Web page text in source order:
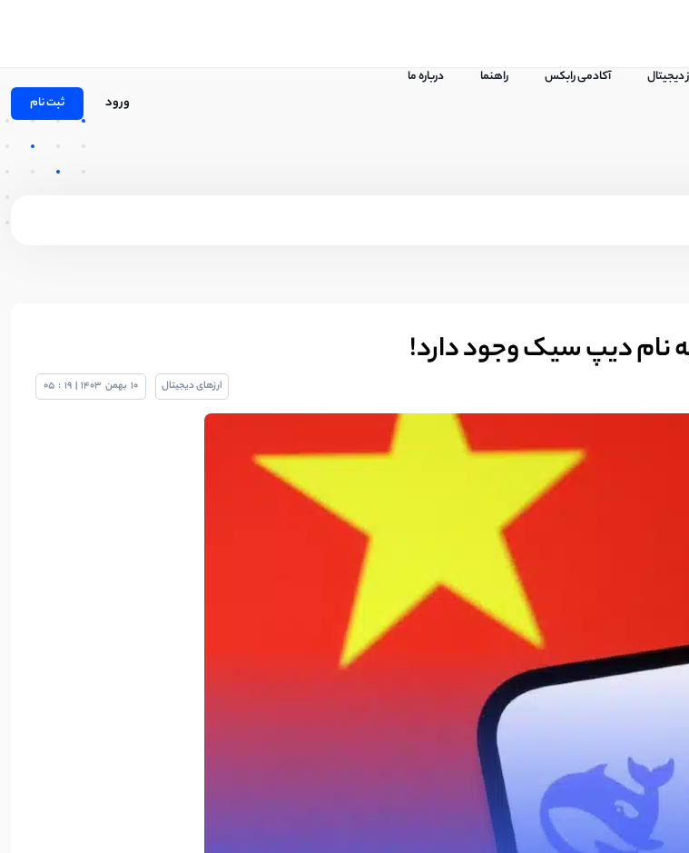
دیجیتال آکادمی رابکس راهنما درباره ما
ورود ثبت نام
ارزهای دیجیتال 10 بهمن 1403
|
19
:
05